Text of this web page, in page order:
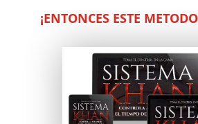
¡ENTONCES ESTE